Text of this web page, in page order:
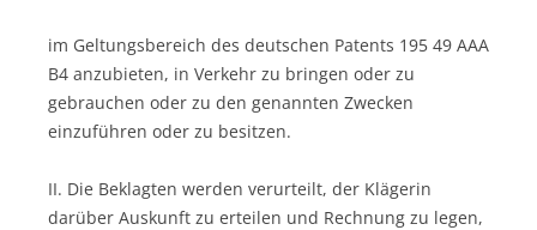
im Geltungsbereich des deutschen Patents 195 49 AAA
B4 anzubieten, in Verkehr zu bringen oder zu
gebrauchen oder zu den genannten Zwecken
einzuführen oder zu besitzen.
II. Die Beklagten werden verurteilt, der Klägerin
darüber Auskunft zu erteilen und Rechnung zu legen,